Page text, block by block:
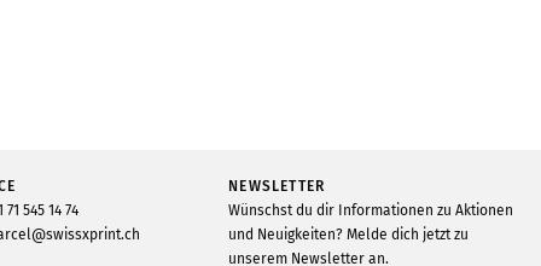
71 545 14 74
NEWSLETTER
Wünschst du dir Informationen zu Aktionen
und Neuigkeiten? Melde dich jetzt zu
unserem Newsletter an.